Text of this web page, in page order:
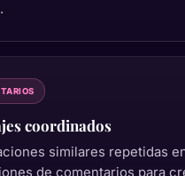
coordinados
similares repetidas
de comentarios para